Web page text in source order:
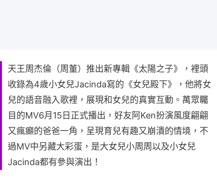
天王周杰倫（周董）推出新專輯《太陽之子》，裡頭
收錄為4歲小女兒Jacinda寫的《女兒殿下》，他將女
兒的語音融入歌裡，展現和女兒的真實互動。萬眾矚
目的MV6月15日正式播出，好友阿Ken扮演風度翩翩
又瘋癲的爸爸一角，呈現育兒有趣又崩潰的情境，不
過MV中另藏大彩蛋，是大女兒小周周以及小女兒
Jacinda都有參與演出！